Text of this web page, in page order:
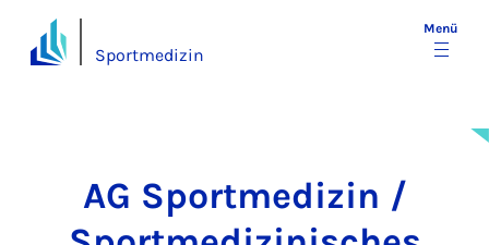
Sportmedizin
Menü
AG Sportmedizin /